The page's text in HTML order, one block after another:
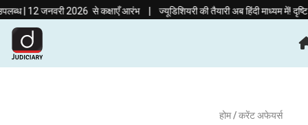
2026 से कक्षाएँ आरंभ|ज्यूडिशियरी की तैयारी अब हिंदी माध्यम में! दृष्टि
होम/ करेंट अफेयर्स